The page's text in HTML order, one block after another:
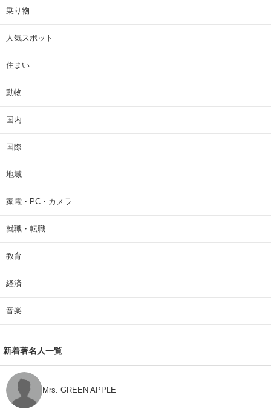
乗り物
人気スポット
住まい
動物
国内
国際
地域
家電・PC・カメラ
就職・転職
教育
経済
音楽
新着著名人一覧
Mrs. GREEN APPLE